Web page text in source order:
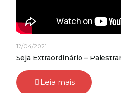
12/04/2021
Seja Extraordinário –
Leia mais